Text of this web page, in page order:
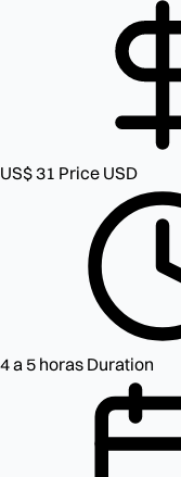
US$ 31 Price USD
4 a 5 horas Duration